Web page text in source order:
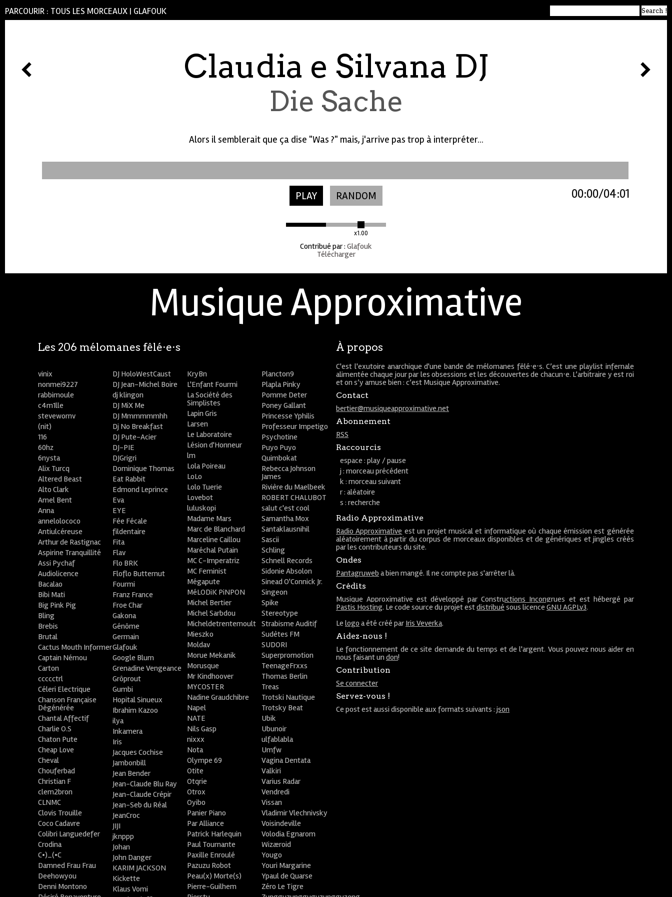
PARCOURIR : TOUS LES MORCEAUX | GLAFOUK
Claudia e Silvana DJ
Die Sache
Alors il semblerait que ça dise "Was ?" mais, j'arrive pas trop à interpréter...
PLAY RANDOM
x1.00
04:01
00:00
Contribué par: Glafouk
Télécharger
Musique Approximative
À propos
C'est l'exutoire anarchique d'une bande de mélomanes fêlé⋅e⋅s. C’est une playlist infernale
alimentée chaque jour par les obsessions et les découvertes de chacun⋅e. L’arbitraire y est roi
et on s’y amuse bien : c’est Musique Approximative.
Contact
bertier@musiqueapproximative.net
Abonnement
RSS
Raccourcis
espace : play / pause
j : morceau précédent
k : morceau suivant
r : aléatoire
s : recherche
Radio Approximative
Radio Approximative est un projet musical et informatique où chaque émission est générée
aléatoirement à partir du corpus de morceaux disponibles et de génériques et jingles créés
par les contributeurs du site.
Ondes
Pantagruweb a bien mangé. Il ne compte pas s'arrêter là.
Crédits
Musique Approximative est développé parConstructions Incongrues et est hébergé par
Pastis Hosting. Le code source du projet estdistribué sous licence GNU AGPLv3.
Le logo a été créé par Iris Veverka.
Aidez-nous !
Le fonctionnement de ce site demande du temps et de l'argent. Vous pouvez nous aider en
nous faisant undon!
Contribution
Se connecter
Servez-vous !
Ce post est aussi disponible aux formats suivants : json
Les 206 mélomanes fêlé⋅e⋅s
vinix
nonmei9227
rabbimoule
c4m1lle
stevewornv
(nit)
116
60hz
6nysta
Alix Turcq
Altered Beast
Alto Clark
Amel Bent
Anna
annelolococo
Antiulcéreuse
Arthur de Rastignac
Aspirine Tranquillité
Assi Pychaf
Audiolicence
Bacalao
Bibi Mati
Big Pink Pig
Bling
Brebis
Brutal
Cactus Mouth Informer
Captain Némou
Carton
ccccctrl
Céleri Electrique
Chanson Française
Dégénérée
Chantal Affectif
Charlie O.S
Chaton Pute
Cheap Love
Cheval
Chouferbad
Christian F
clem2bron
CLNMC
Clovis Trouille
Coco Cadavre
Colibri Languedefer
Crodina
C•)_(•C
Damned Frau Frau
Deehowyou
Denni Montono
DJ HoloWestCaust
DJ Jean-Michel Boire
dj klingon
DJ MiX Me
DJ Mmmmmmhh
Dj No Breakfast
DJ Pute-Acier
DJ-PIE
DJGrigri
Dominique Thomas
Eat Rabbit
Edmond Leprince
Eva
EYE
Fée Fécale
fildentaire
Fita
Flav
Flo BRK
Floflo Butternut
Fourmi
Franz France
Froe Char
Gakona
Génôme
Germain
Glafouk
Google Blum
Grenadine Vengeance
Grôprout
Gumbi
Hopital Sinueux
Ibrahim Kazoo
ilya
Inkamera
Iris
Jacques Cochise
Jambonbill
Jean Bender
Jean-Claude Blu Ray
Jean-Claude Crépir
Jean-Seb du Réal
JeanCroc
JIJI
jknppp
Johan
John Danger
KARIM JACKSON
Kickette
Klaus Vomi
KryBn
L'Enfant Fourmi
La Société des
Simplistes
Lapin Gris
Larsen
Le Laboratoire
Lésion d'Honneur
lm
Lola Poireau
LoLo
Lolo Tuerie
Lovebot
luluskopi
Madame Mars
Marc de Blanchard
Marceline Caillou
Maréchal Putain
MC C-Imperatriz
MC Feminist
Mégapute
MéLODiK PiNPON
Michel Bertier
Michel Sarbdou
Micheldetrentemoult
Mieszko
Moldav
Morue Mekanik
Morusque
Mr Kindhoover
MYCOSTER
Nadine Graudchibre
Napel
NATE
Nils Gasp
nixxx
Nota
Olympe 69
Otite
Otqrie
Otrox
Oyibo
Panier Piano
Par Alliance
Patrick Harlequin
Paul Tournante
Paxille Enroulé
Pazuzu Robot
Peau(x) Morte(s)
Pierre-Guilhem
Plancton9
Plapla Pinky
Pomme Deter
Poney Gallant
Princesse Yphilis
Professeur Impetigo
Psychotine
Puyo Puyo
Quimbokat
Rebecca Johnson
James
Rivière du Maelbeek
ROBERT CHALUBOT
salut c'est cool
Samantha Mox
Santaklausnihil
Sascii
Schling
Schnell Records
Sidonie Absolon
Sinead O'Connick Jr.
Singeon
Spike
Stereotype
Strabisme Auditif
Sudètes FM
SUDORI
Superpromotion
TeenageFrxxs
Thomas Berlin
Treas
Trotski Nautique
Trotsky Beat
Ubik
Ubunoir
ulfablabla
Umfw
Vagina Dentata
Valkiri
Varius Radar
Vendredi
Vissan
Vladimir Vlechnivsky
Voisindeville
Volodia Egnarom
Wizæroid
Yougo
Youri Margarine
Ypaul de Quarse
Zéro Le Tigre